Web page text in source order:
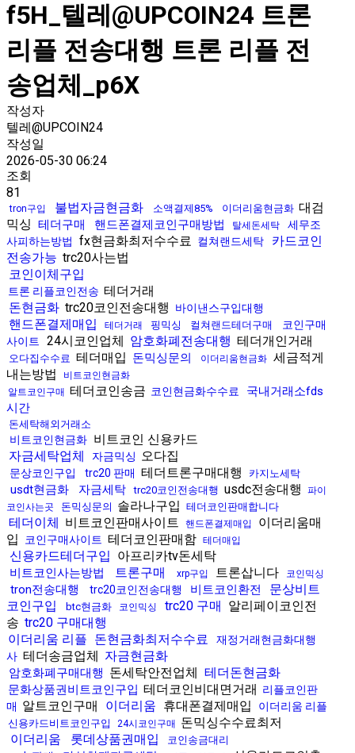
f5H_텔레@UPCOIN24 트론
리플 전송대행 트론 리플 전
송업체_p6X
작성자
텔레@UPCOIN24
작성일
2026-05-30 06:24
조회
81
tron구입 불법자금현금화 소액결제85% 이더리움현금화 대검
믹싱 테더구매 핸드폰결제코인구매방법 탈세돈세탁
세무조
사피하는방법
fx현금화최저수수료 컬쳐랜드세탁
카드코인
전송가능 trc20사는법
코인이체구입
트론 리플코인전송 테더거래
돈현금화 trc20코인전송대행 바이낸스구입대행
핸드폰결제매입 테더거래 핑믹싱 컬쳐랜드테더구매
코인구매
사이트
24시코인업체 암호화폐전송대행 테더개인거래
오다집수수료 테더매입 돈믹싱문의 이더리움현금화 세금적게
내는방법
비트코인현금화
알트코인구매 테더코인송금 코인현금화수수료
국내거래소fds
시간
돈세탁해외거래소
비트코인현금화 비트코인 신용카드
자금세탁업체
자금믹싱 오다집
문상코인구입 trc20 판매 테더트론구매대행 카지노세탁
usdt현금화 자금세탁 trc20코인전송대행 usdc전송대행
파이
코인사는곳
돈믹싱문의 솔라나구입 테더코인판매합니다
테더이체 비트코인판매사이트 핸드폰결제매입
이더리움매
입
코인구매사이트 테더코인판매함 테더매입
신용카드테더구입 아프리카tv돈세탁
비트코인사는방법 트론구매 xrp구입 트론삽니다 코인믹싱
tron전송대행 trc20코인전송대행 비트코인환전
문상비트
코인구입
btc현금화 코인믹싱 trc20 구매 알리페이코인전
송 trc20 구매대행
이더리움 리플 돈현금화최저수수료
재정거래현금화대행
사 테더송금업체 자금현금화
암호화폐구매대행 돈세탁안전업체 테더돈현금화
문화상품권비트코인구입 테더코인비대면거래 리플코인판
매 알트코인구매 이더리움 휴대폰결제매입 이더리움 리플
신용카드비트코인구입 24시코인구매
돈믹싱수수료최저
이더리움
롯데상품권매입 코인송금대리